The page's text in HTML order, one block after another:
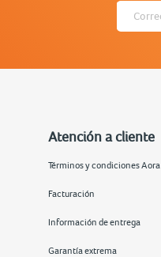
Atención a cliente
Términos y condiciones Aora
Facturación
Información de entrega
Garantía extrema